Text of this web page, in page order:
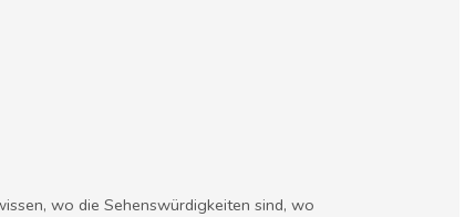
wo die Sehenswürdigkeiten sind, wo